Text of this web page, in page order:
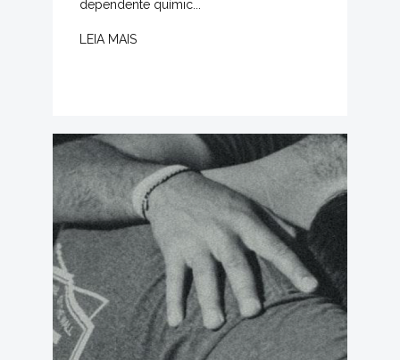
dependente químic...
LEIA MAIS